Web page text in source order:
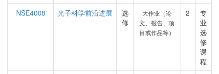
NSE4008
光子科学前沿进展
选
修
大作业（论
文、报告、项
目或作品等）
2
专
业
选
修
课
程